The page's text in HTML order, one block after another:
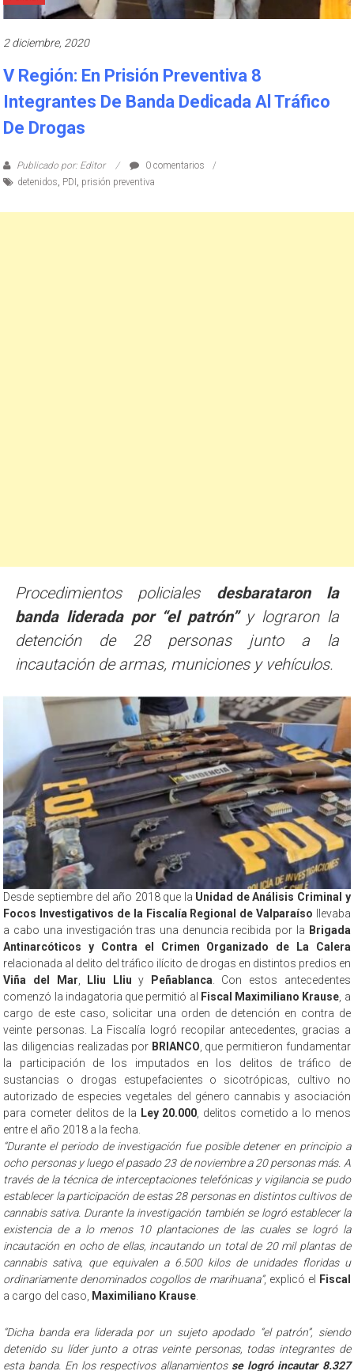
2 diciembre, 2020
V Región: En Prisión Preventiva 8
Integrantes De Banda Dedicada Al Tráfico
De Drogas
Publicado por: Editor
0 comentarios
detenidos PDI prisión preventiva
Procedimientos policiales desbarataron la
banda liderada por “el patrón”y lograron la
detención de 28 personas junto a la
incautación de armas, municiones y vehículos.
Desde septiembre del año 2018 que la Unidad de Análisis Criminal y
Focos Investigativos de la Fiscalía Regional de Valparaíso llevaba
a cabo una investigación tras una denuncia recibida por la Brigada
Antinarcóticos y Contra el Crimen Organizado de La Calera
relacionada al delito del tráfico ilícito de drogas en distintos predios en
Viña del Mar
Lliu Lliu y Peñablanca . Con estos antecedentes
comenzó la indagatoria que permitió al Fiscal Maximiliano Krause , a
cargo de este caso, solicitar una orden de detención en contra de
veinte personas. La Fiscalía logró recopilar antecedentes, gracias a
las diligencias realizadas por BRIANCO , que permitieron fundamentar
la participación de los imputados en los delitos de tráfico de
sustancias o drogas estupefacientes o sicotrópicas, cultivo no
autorizado de especies vegetales del género cannabis y asociación
para cometer delitos de la Ley 20.000 , delitos cometido a lo menos
entre el año 2018 a la fecha.
“Durante el periodo de investigación fue posible detener en principio a
ocho personas y luego el pasado 23 de noviembre a 20 personas más. A
través de la técnica de interceptaciones telefónicas y vigilancia se pudo
establecer la participación de estas 28 personas en distintos cultivos de
cannabis sativa. Durante la investigación también se logró establecer la
existencia de a lo menos 10 plantaciones de las cuales se logró la
incautación en ocho de ellas, incautando un total de 20 mil plantas de
cannabis sativa, que equivalen a 6.500 kilos de unidades floridas u
ordinariamente denominados cogollos de marihuana”, explicó el Fiscal
a cargo del caso, Maximiliano Krause
“Dicha banda era liderada por un sujeto apodado “el patrón”, siendo
detenido su líder junto a otras veinte personas, todas integrantes de
esta banda. En los respectivos allanamientos se logró incautar 8.327